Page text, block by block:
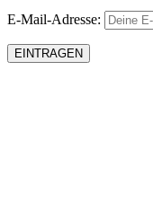
E-Mail-Adresse: